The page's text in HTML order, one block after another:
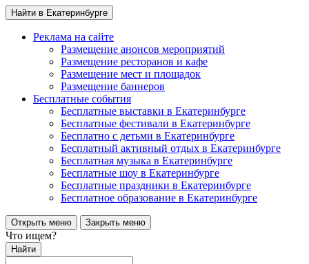
Найти в Екатеринбурге
Реклама на сайте
Размещение анонсов мероприятий
Размещение ресторанов и кафе
Размещение мест и площадок
Размещение баннеров
Бесплатные события
Бесплатные выставки в Екатеринбурге
Бесплатные фестивали в Екатеринбурге
Бесплатно с детьми в Екатеринбурге
Бесплатный активный отдых в Екатеринбурге
Бесплатная музыка в Екатеринбурге
Бесплатные шоу в Екатеринбурге
Бесплатные праздники в Екатеринбурге
Бесплатное образование в Екатеринбурге
Открыть меню Закрыть меню
Что ищем?
Найти